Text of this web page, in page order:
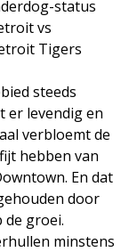
status
vs
Tigers
steeds
er levendig en
verbloemt de
hebben van
En dat
door
groei.
minstens